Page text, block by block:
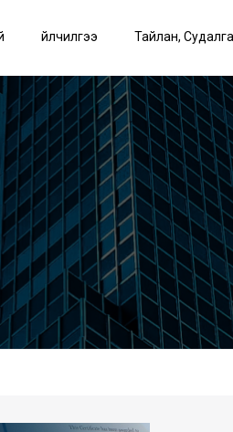
Үйлчилгээ Тайлан,